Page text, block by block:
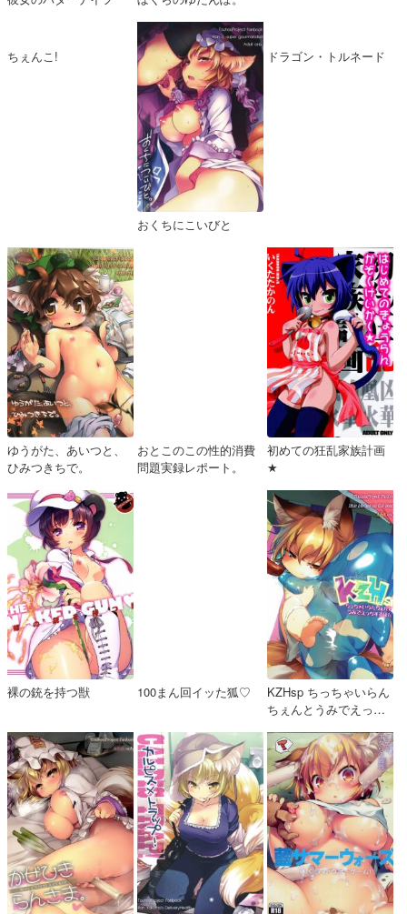
ちぇんこ!
おくちにこいびと
ドラゴン・トルネード
ゆうがた、あいつと、
ひみつきちで。
おとこのこの性的消費
問題実録レポート。
初めての狂乱家族計画
★
裸の銃を持つ獣 100まん回イッた狐♡
KZHsp ちっちゃいらん
ちぇんとうみでえっち